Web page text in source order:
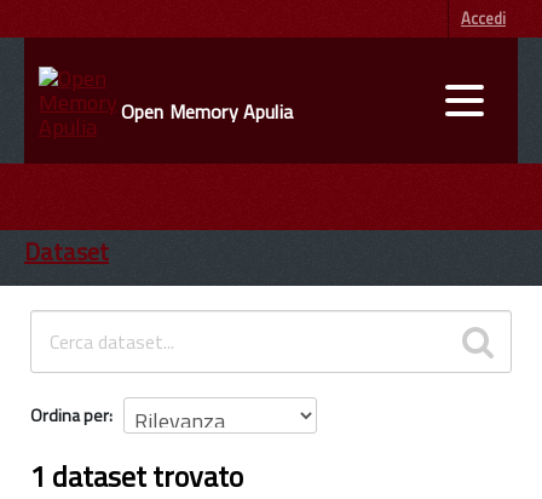
Accedi
Open Memory Apulia
ENTI
INFORMAZIONI
Dataset
Ordina per
1 dataset trovato